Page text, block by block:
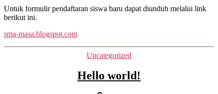
SMA
Untuk formulir pendaftaran siswa baru dapat diunduh melalui link
berikut ini.
sma-masa.blogspot.com
Kategori
Uncategorized
Hello world!